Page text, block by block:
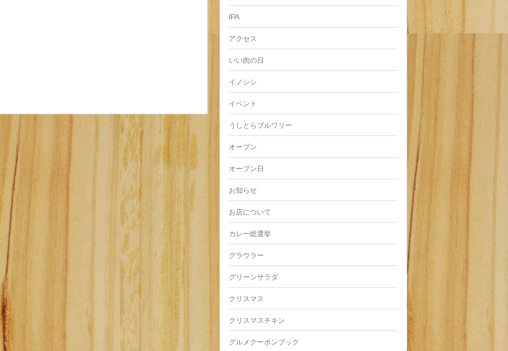
IPA
アクセス
いい肉の日
イノシシ
イベント
うしとらブルワリー
オープン
オープン日
お知らせ
お店について
カレー総選挙
グラウラー
グリーンサラダ
クリスマス
クリスマスチキン
グルメクーポンブック